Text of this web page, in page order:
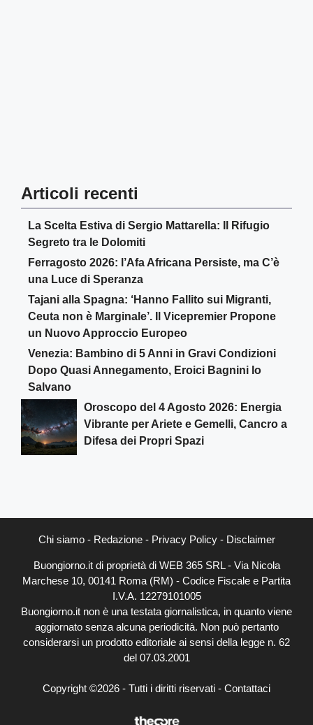
Articoli recenti
La Scelta Estiva di Sergio Mattarella: Il Rifugio
Segreto tra le Dolomiti
Ferragosto 2026: l’Afa Africana Persiste, ma C’è
una Luce di Speranza
Tajani alla Spagna: ‘Hanno Fallito sui Migranti,
Ceuta non è Marginale’. Il Vicepremier Propone
un Nuovo Approccio Europeo
Venezia: Bambino di 5 Anni in Gravi Condizioni
Dopo Quasi Annegamento, Eroici Bagnini lo
Salvano
Oroscopo del 4 Agosto 2026: Energia
Vibrante per Ariete e Gemelli, Cancro a
Difesa dei Propri Spazi
Chi siamo- Redazione- Privacy Policy- Disclaimer
Buongiorno.it di proprietà di WEB 365 SRL - Via Nicola
Marchese 10, 00141 Roma (RM) - Codice Fiscale e Partita
I.V.A. 12279101005
Buongiorno.it non è una testata giornalistica, in quanto viene
aggiornato senza alcuna periodicità. Non può pertanto
considerarsi un prodotto editoriale ai sensi della legge n. 62
del 07.03.2001
Copyright ©2026 - Tutti i diritti riservati - Contattaci